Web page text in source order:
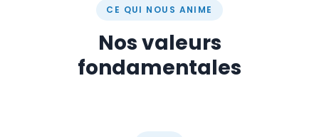
CE QUI NOUS ANIME
Nos valeurs
fondamentales